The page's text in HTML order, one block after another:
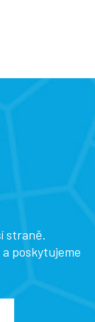
straně.
poskytujeme